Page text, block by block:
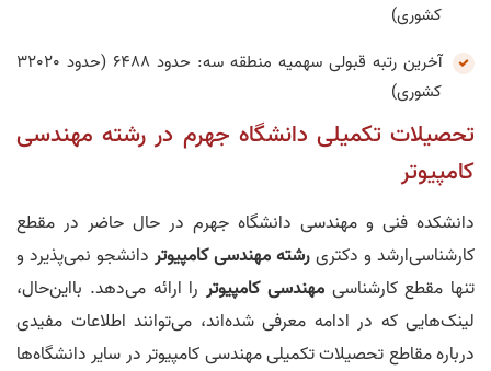
کشوری)
آخرین رتبه قبولی سهمیه منطقه سه: حدود 6488 (حدود 32020
کشوری)
تحصیلات تکمیلی دانشگاه جهرم در رشته مهندسی
کامپیوتر
دانشکده فنی و مهندسی دانشگاه جهرم در حال حاضر در مقطع
کارشناسی‌ارشد و دکتریرشته مهندسی کامپیوتر دانشجو نمی‌پذیرد و
تنها مقطع کارشناسیمهندسی کامپیوتر را ارائه می‌دهد. بااین‌حال،
لینک‌هایی که در ادامه معرفی شده‌اند، می‌توانند اطلاعات مفیدی
درباره مقاطع تحصیلات تکمیلی مهندسی کامپیوتر در سایر دانشگاه‌ها